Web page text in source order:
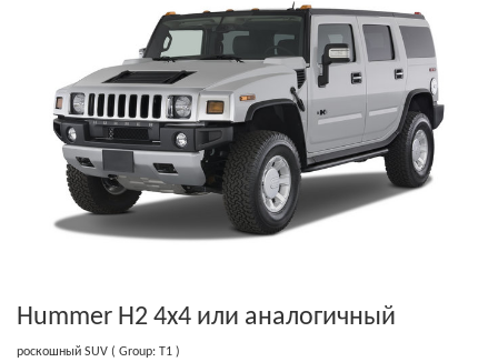
Hummer H2 4x4 или аналогичный
роскошный SUV ( Group: T1 )